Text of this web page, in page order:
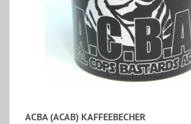
ACBA (ACAB) KAFFEEBECHER